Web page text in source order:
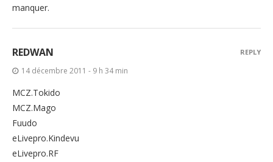
manquer.
REDWAN
14 décembre 2011 - 9 h 34 min
MCZ.Tokido
MCZ.Mago
Fuudo
eLivepro.Kindevu
eLivepro.RF
REPLY